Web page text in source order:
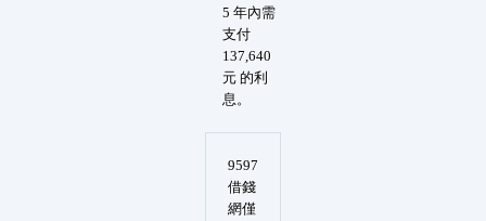
5 年內需
支付
137,640
元 的利
息。
9597
借錢
網僅